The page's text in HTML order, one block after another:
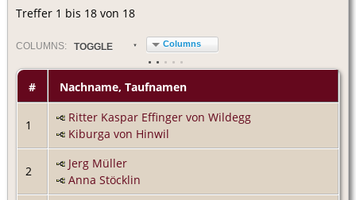
Treffer 1 bis 18 von 18
COLUMN S: TOGGLE Columns
# Nachname, Taufnamen
1
Ritter Kaspar Effinger von Wildegg
Kiburga von Hinwil
2
Jerg Müller
Anna Stöcklin